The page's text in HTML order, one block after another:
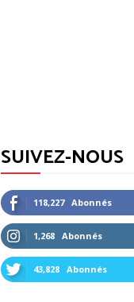
SUIVEZ-NOUS
118,227 Abonnés
1,268 Abonnés
43,828 Abonnés